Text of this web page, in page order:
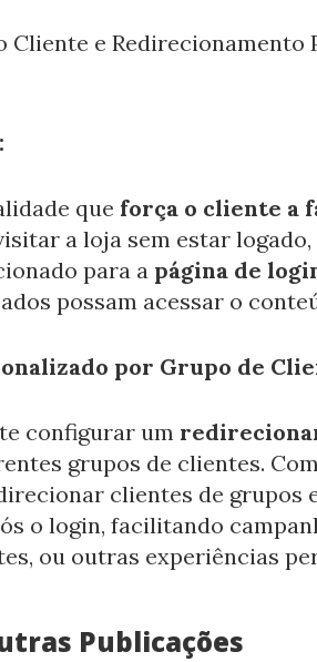
Cliente e Redirecionamento
que força o cliente a
a loja sem estar
para a página de
possam acessar o
por Grupo de
configurar um
grupos de clientes.
clientes de grupos
o login, facilitando
ou outras experiências
Publicações